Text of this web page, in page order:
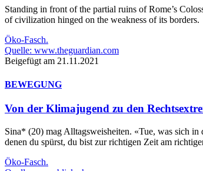
Standing in front of the partial ruins of Rome’s
of civilization hinged on the weakness of its borders.
Öko-Fasch.
Quelle: www.theguardian.com
Beigefügt am 21.11.2021
BEWEGUNG
Von der Klimajugend zu den
Sina* (20) mag Alltagsweisheiten. «Tue, was sich
denen du spürst, du bist zur richtigen Zeit am
Öko-Fasch.